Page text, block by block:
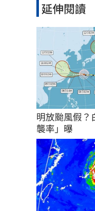
延伸閱讀
明放颱風假？
襲率」曝